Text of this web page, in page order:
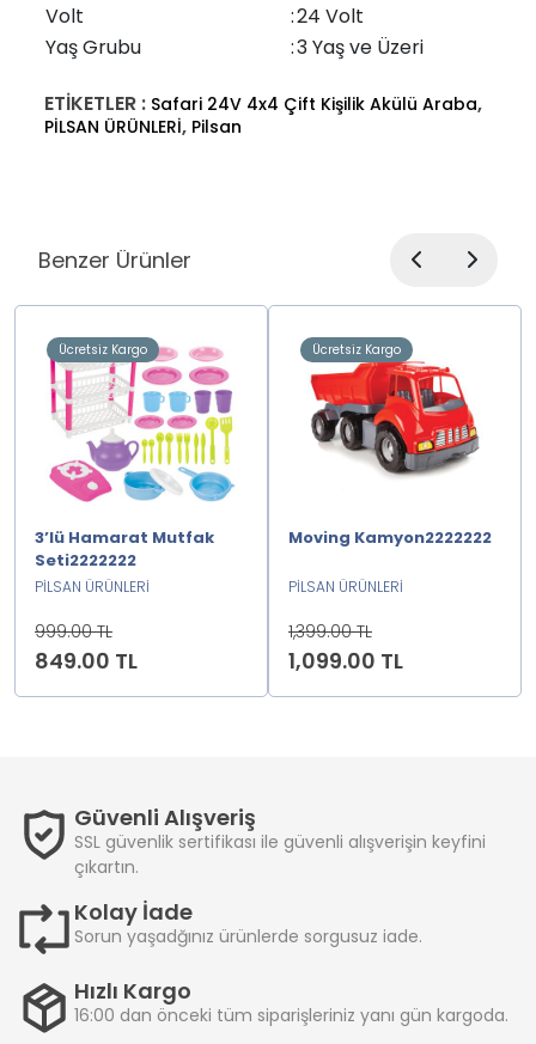
Volt
:24 Volt
Yaş Grubu
:3 Yaş ve Üzeri
ETİKETLER : Safari 24V 4x4 Çift Kişilik Akülü Araba,
PİLSAN ÜRÜNLERİ, Pilsan
Benzer Ürünler
Ücretsiz Kargo
3’lü Hamarat Mutfak
Seti2222222
PİLSAN ÜRÜNLERİ
999.00 TL
849.00 TL
Ücretsiz Kargo
Moving Kamyon2222222
PİLSAN ÜRÜNLERİ
1,399.00 TL
1,099.00 TL
Güvenli Alışveriş
SSL güvenlik sertifikası ile güvenli alışverişin keyfini
çıkartın.
Kolay İade
Sorun yaşadğınız ürünlerde sorgusuz iade.
Hızlı Kargo
16:00 dan önceki tüm siparişleriniz yanı gün kargoda.